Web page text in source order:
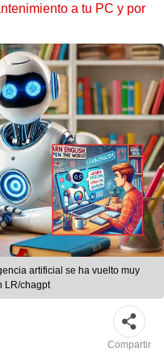
a tu PC y por
artificial se ha vuelto muy
LR/chagpt
Compartir